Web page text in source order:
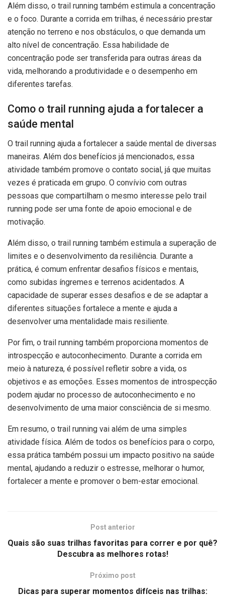
Além disso, o trail running também estimula a concentração
e o foco. Durante a corrida em trilhas, é necessário prestar
atenção no terreno e nos obstáculos, o que demanda um
alto nível de concentração. Essa habilidade de
concentração pode ser transferida para outras áreas da
vida, melhorando a produtividade e o desempenho em
diferentes tarefas.
Como o trail running ajuda a fortalecer a
saúde mental
O trail running ajuda a fortalecer a saúde mental de diversas
maneiras. Além dos benefícios já mencionados, essa
atividade também promove o contato social, já que muitas
vezes é praticada em grupo. O convívio com outras
pessoas que compartilham o mesmo interesse pelo trail
running pode ser uma fonte de apoio emocional e de
motivação.
Além disso, o trail running também estimula a superação de
limites e o desenvolvimento da resiliência. Durante a
prática, é comum enfrentar desafios físicos e mentais,
como subidas íngremes e terrenos acidentados. A
capacidade de superar esses desafios e de se adaptar a
diferentes situações fortalece a mente e ajuda a
desenvolver uma mentalidade mais resiliente.
Por fim, o trail running também proporciona momentos de
introspecção e autoconhecimento. Durante a corrida em
meio à natureza, é possível refletir sobre a vida, os
objetivos e as emoções. Esses momentos de introspecção
podem ajudar no processo de autoconhecimento e no
desenvolvimento de uma maior consciência de si mesmo.
Em resumo, o trail running vai além de uma simples
atividade física. Além de todos os benefícios para o corpo,
essa prática também possui um impacto positivo na saúde
mental, ajudando a reduzir o estresse, melhorar o humor,
fortalecer a mente e promover o bem-estar emocional.
Post anterior
Quais são suas trilhas favoritas para correr e por quê?
Descubra as melhores rotas!
Próximo post
Dicas para superar momentos difíceis nas trilhas: